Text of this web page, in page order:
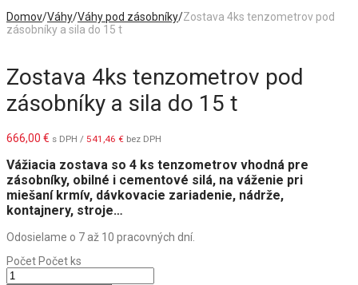
Domov/Váhy/Váhy pod zásobníky/Zostava 4ks tenzometrov pod
zásobníky a sila do 15 t
Zostava 4ks tenzometrov pod
zásobníky a sila do 15 t
666,00 € s DPH / 541,46 € bez DPH
Vážiacia zostava so 4 ks tenzometrov vhodná pre
zásobníky, obilné i cementové silá, na váženie pri
miešaní krmív, dávkovacie zariadenie, nádrže,
kontajnery, stroje…
Odosielame o 7 až 10 pracovných dní.
PočetPočet ks